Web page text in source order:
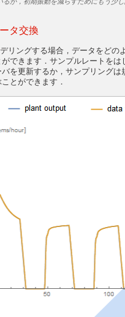
タ交換
リングする場合，データをどの
できます．サンプルレートを
を更新するか，サンプリング
とができます．